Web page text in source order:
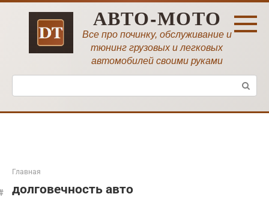
Перейти
АВТО-МОТО
Все про починку, обслуживание и
тюнинг грузовых и легковых
автомобилей своими руками
Поиск:
Главная
долговечность авто